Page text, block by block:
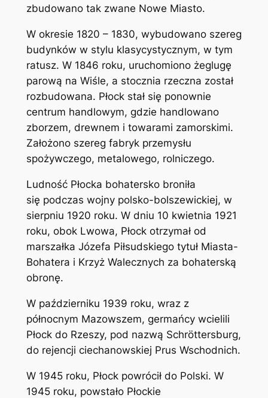
zbudowano tak zwane Nowe Miasto.
W okresie 1820 – 1830, wybudowano szereg
budynków w stylu klasycystycznym, w tym
ratusz. W 1846 roku, uruchomiono żeglugę
parową na Wiśle, a stocznia rzeczna został
rozbudowana. Płock stał się ponownie
centrum handlowym, gdzie handlowano
zborzem, drewnem i towarami zamorskimi.
Założono szereg fabryk przemysłu
spożywczego, metalowego, rolniczego.
Ludność Płocka bohatersko broniła
się podczas wojny polsko-bolszewickiej, w
sierpniu 1920 roku. W dniu 10 kwietnia 1921
roku, obok Lwowa, Płock otrzymał od
marszałka Józefa Piłsudskiego tytuł Miasta-
Bohatera i Krzyż Walecznych za bohaterską
obronę.
W październiku 1939 roku, wraz z
północnym Mazowszem, germańcy wcielili
Płock do Rzeszy, pod nazwą Schröttersburg,
do rejencji ciechanowskiej Prus Wschodnich.
W 1945 roku, Płock powrócił do Polski. W
1945 roku, powstało Płockie